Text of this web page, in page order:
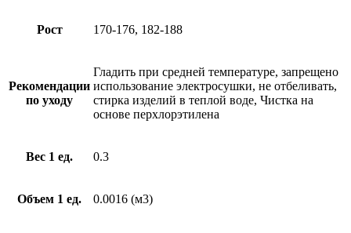
Рост 170-176, 182-188
Рекомендации
по уходу
Гладить при средней температуре, запрещено
использование электросушки, не отбеливать,
стирка изделий в теплой воде, Чистка на
основе перхлорэтилена
Вес 1 ед. 0.3
Объем 1 ед. 0.0016 (м3)